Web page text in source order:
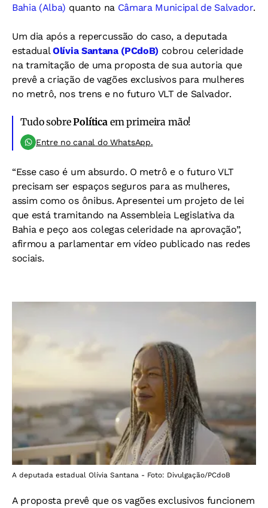
Bahia (Alba) quanto na Câmara Municipal de Salvador.
Um dia após a repercussão do caso, a deputada
estadualOlívia Santana (PCdoB) cobrou celeridade
na tramitação de uma proposta de sua autoria que
prevê a criação de vagões exclusivos para mulheres
no metrô, nos trens e no futuro VLT de Salvador.
Tudo sobrePolítica em primeira mão!
Entre no canal do WhatsApp.
“Esse caso é um absurdo. O metrô e o futuro VLT
precisam ser espaços seguros para as mulheres,
assim como os ônibus. Apresentei um projeto de lei
que está tramitando na Assembleia Legislativa da
Bahia e peço aos colegas celeridade na aprovação”,
afirmou a parlamentar em vídeo publicado nas redes
sociais.
A deputada estadual Olívia Santana - Foto: Divulgação/PCdoB
A proposta prevê que os vagões exclusivos funcionem